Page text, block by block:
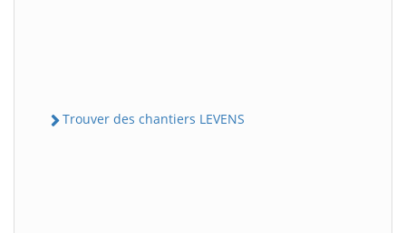
Trouver des chantiers LEVENS